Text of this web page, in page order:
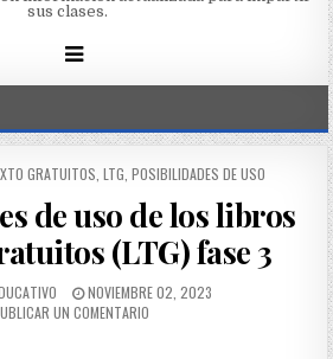
sus clases.
GRATUITOS LTG POSIBILIDADES DE USO
de uso de los libros
(LTG) fase 3
NOVIEMBRE 02, 2023
UN COMENTARIO